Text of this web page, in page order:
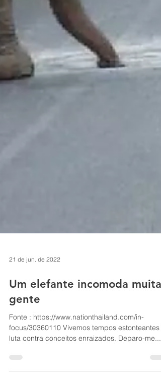
21 de jun. de 2022
Um elefante incomoda muita